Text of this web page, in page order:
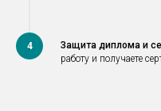
4 Защита диплома и
работу и получаете